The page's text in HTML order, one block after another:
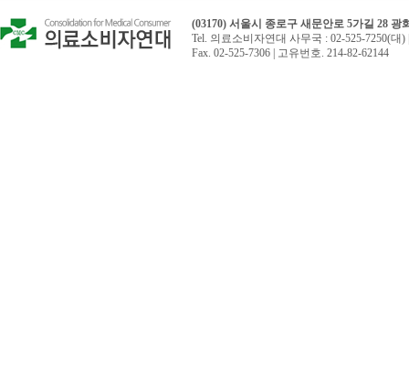
(03170) 서울시 종로구 새문안로 5가길 28 광
Tel. 의료소비자연대 사무국 : 02-525-7250(대
Fax. 02-525-7306 | 고유번호. 214-82-62144